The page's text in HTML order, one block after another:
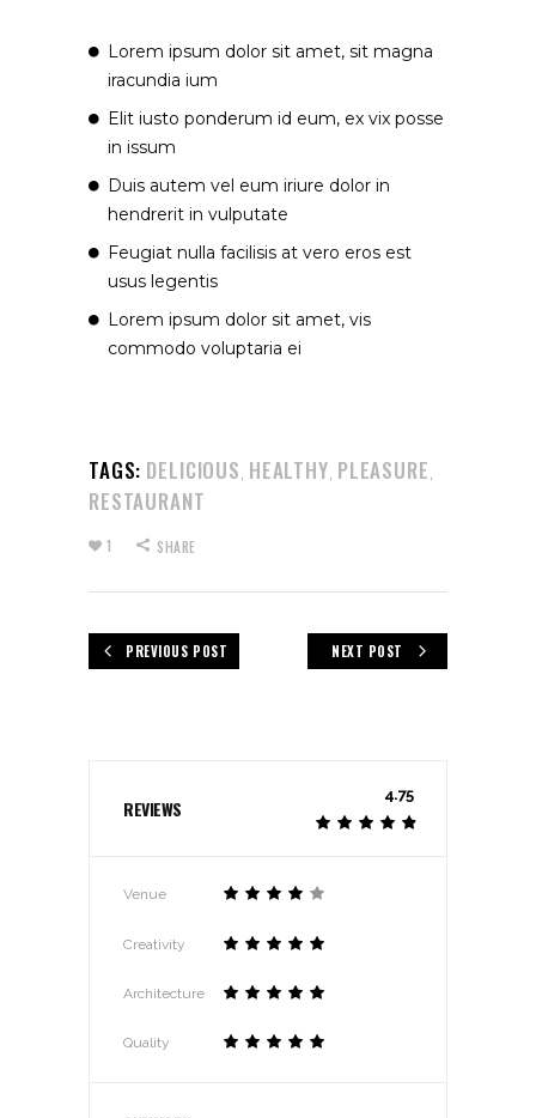
Lorem ipsum dolor sit amet, sit magna
iracundia ium
Elit iusto ponderum id eum, ex vix posse
in issum
Duis autem vel eum iriure dolor in
hendrerit in vulputate
Feugiat nulla facilisis at vero eros est
usus legentis
Lorem ipsum dolor sit amet, vis
commodo voluptaria ei
TAGS: DELICIOUS HEALTHY PLEASURE
RESTAURANT
1 SHARE
PREVIOUS POST NEXT POST
REVIEWS
4.75
Venue
Creativity
Architecture
Quality